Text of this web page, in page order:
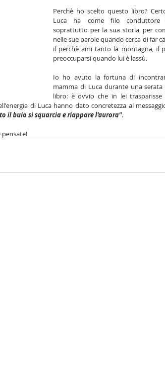
Perchè ho scelto questo libro?
Luca ha come filo conduttore
soprattutto per la sua storia, per
nelle sue parole quando cerca di far
il perchè ami tanto la montagna, il
preoccuparsi quando lui è lassù.
Io ho avuto la fortuna di
mamma di Luca durante una
libro: è ovvio che in lei
di Luca hanno dato concretezza al
il buio si squarcia e riappare l'aurora".
pensate!